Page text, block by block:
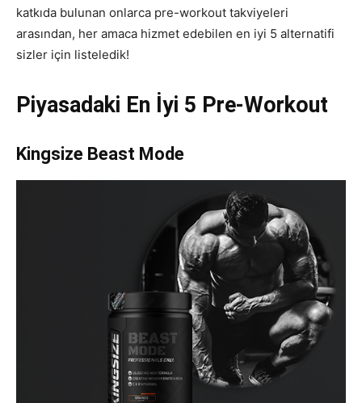
katkıda bulunan onlarca pre-workout takviyeleri
arasından, her amaca hizmet edebilen en iyi 5 alternatifi
sizler için listeledik!
Piyasadaki En İyi 5 Pre-Workout
Kingsize Beast Mode